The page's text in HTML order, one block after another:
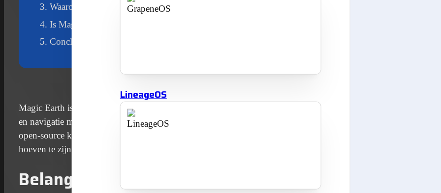
LineageOS
Waarom Magic Earth gebruiken?
Is Magic Earth geschikt voor iedereen?
Conclusie
Magic Earth is een geavanceerde navigatie-app die zich richt op het bieden van gedetailleerde kaarten,
en navigatie met zowel online als offline functionaliteit. De app maakt gebruik van
open-source kaartdatabase, en biedt gebruikers toegang tot gratis kaarten van over de hele wereld, zonder dat ze
hoeven te zijn voor de privacykwesties die bij andere commerciële apps kunnen optreden.
Belangrijke kenmerken van Magic Earth